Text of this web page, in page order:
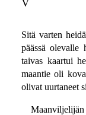
Sitä varten
päässä olevalle
taivas kaartui
maantie oli
olivat uurtaneet